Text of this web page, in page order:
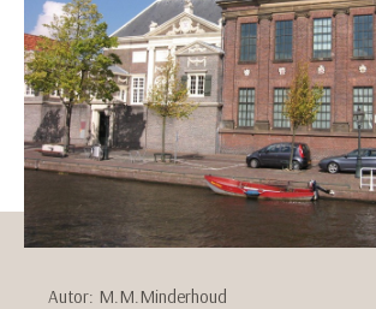
Autor: M.M.Minderhoud